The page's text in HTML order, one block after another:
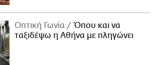
Οπτική Γωνία
Όπου και να
ταξιδέψω η Αθήνα με πληγώνει